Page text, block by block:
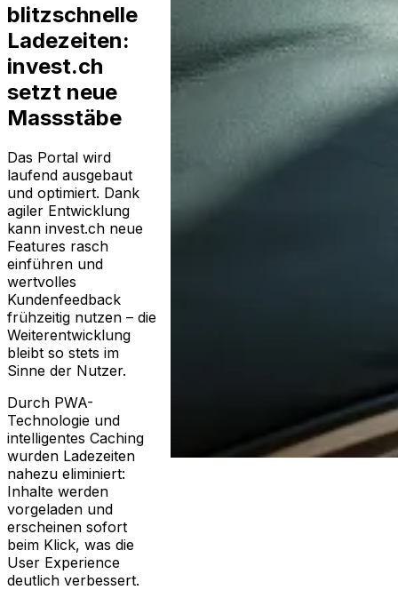
blitzschnelle
Ladezeiten:
invest.ch
setzt neue
Massstäbe
Das Portal wird
laufend ausgebaut
und optimiert. Dank
agiler Entwicklung
kann invest.ch neue
Features rasch
einführen und
wertvolles
Kundenfeedback
frühzeitig nutzen – die
Weiterentwicklung
bleibt so stets im
Sinne der Nutzer.
Durch PWA-
Technologie und
intelligentes Caching
wurden Ladezeiten
nahezu eliminiert:
Inhalte werden
vorgeladen und
erscheinen sofort
beim Klick, was die
User Experience
deutlich verbessert.